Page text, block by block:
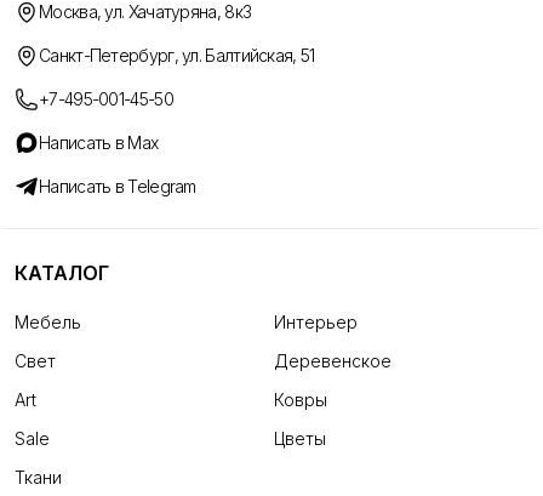
Москва, ул. Хачатуряна, 8к3
Санкт-Петербург, ул. Балтийская, 51
+7-495-001-45-50
Написать в Max
Написать в Telegram
КАТАЛОГ
Мебель
Интерьер
Свет
Деревенское
Art
Ковры
Sale
Цветы
Ткани